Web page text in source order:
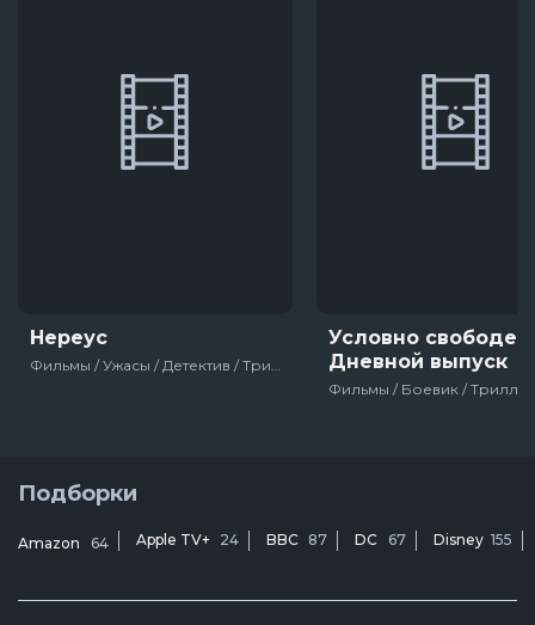
Нереус
Условно свободен
Дневной выпуск
Подборки
Amazon 64 Apple TV+ 24 BBC 87 DC 67 Disney 155